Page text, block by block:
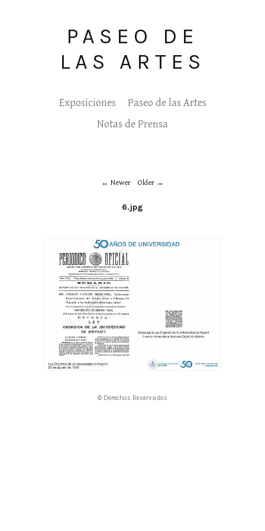
PASEO DE
LAS ARTES
Exposiciones
Paseo de las Artes
Notas de Prensa
Newer Older
6.jpg
© Derechos Reservados